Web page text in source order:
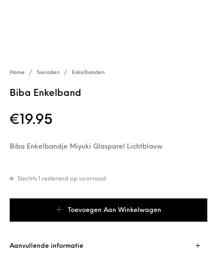
Home / Sieraden / Enkelbanden
Biba Enkelband
€ 19.95
Biba Enkelbandje Miyuki Glasparel Lichtblauw
Slechts 1 resterend op voorraad
Toevoegen Aan Winkelwagen
Aanvullende informatie